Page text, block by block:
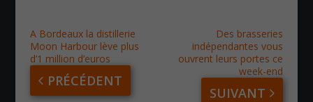
A Bordeaux la distillerie
Moon Harbour lève plus
d’1 million d’euros
PRÉCÉDENT
Des brasseries
indépendantes vous
ouvrent leurs portes ce
week-end
SUIVANT